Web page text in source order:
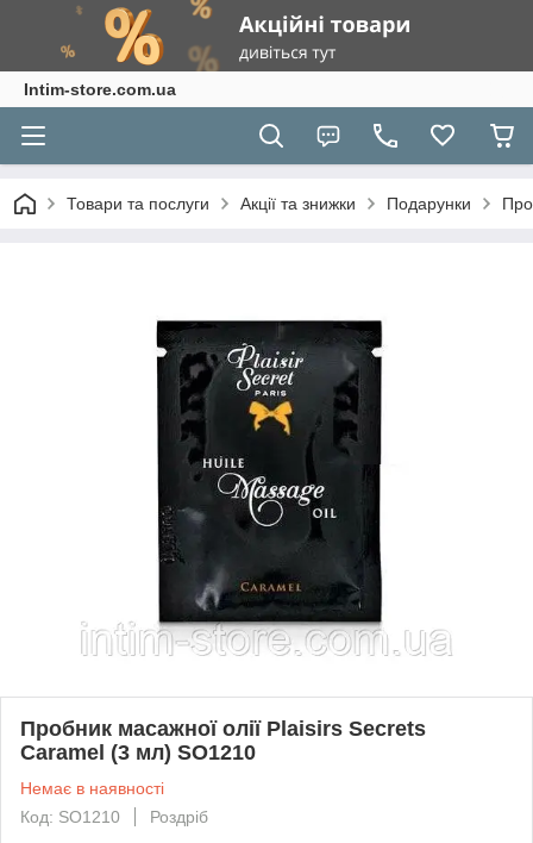
Intim-store.com.ua
Товари та послуги Акції та знижки Подарунки
Пробник масажної олії Plaisirs Secrets
Caramel (3 мл) SO1210
Немає в наявності
Код: SO1210
Роздріб